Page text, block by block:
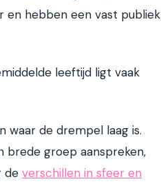
en hebben een vast publiek
leeftijd ligt vaak
waar de drempel laag is.
brede groep aanspreken,
de verschillen in sfeer en